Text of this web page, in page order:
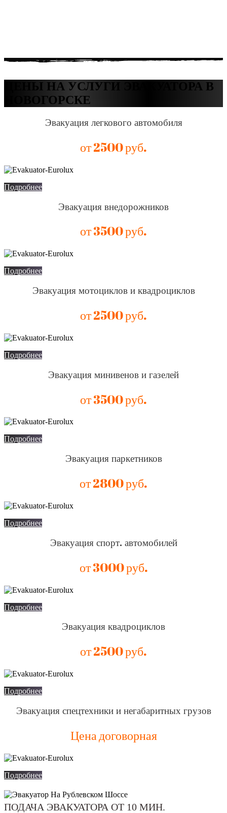
ЦЕНЫ НА УСЛУГИ ЭВАКУАТОРА В
НОВОГОРСКЕ
Эвакуация легкового автомобиля
от 2500 руб.
Подробнее
Эвакуация внедорожников
от 3500 руб.
Подробнее
Эвакуация мотоциклов и квадроциклов
от 2500 руб.
Подробнее
Эвакуация минивенов и газелей
от 3500 руб.
Подробнее
Эвакуация паркетников
от 2800 руб.
Подробнее
Эвакуация спорт. автомобилей
от 3000 руб.
Подробнее
Эвакуация квадроциклов
от 2500 руб.
Подробнее
Эвакуация спецтехники и негабаритных грузов
Цена договорная
Подробнее
ПОДАЧА ЭВАКУАТОРА ОТ 10 МИН.